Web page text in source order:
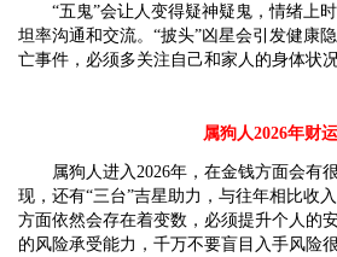
“五鬼”会让人变得疑神疑鬼，情绪上
坦率沟通和交流。“披头”凶星会引发健康
亡事件，必须多关注自己和家人的身体状况
属狗人2026年财运
属狗人进入2026年，在金钱方面会有
现，还有“三台”吉星助力，与往年相比收
方面依然会存在着变数，必须提升个人的
的风险承受能力，千万不要盲目入手风险